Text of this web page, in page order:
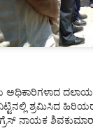
ಅಧಿಕಾರಿಗಳಾದ
ಶ್ರಮಿಸಿದ
ನಾಯಕ